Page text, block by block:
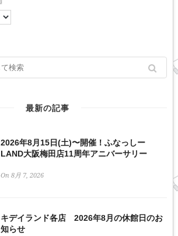
最新の記事
2026年8月15日(土)〜開催！ふなっしー
LAND大阪梅田店11周年アニバーサリー
On 8月 7, 2026
キデイランド各店 2026年8月の休館日のお
知らせ